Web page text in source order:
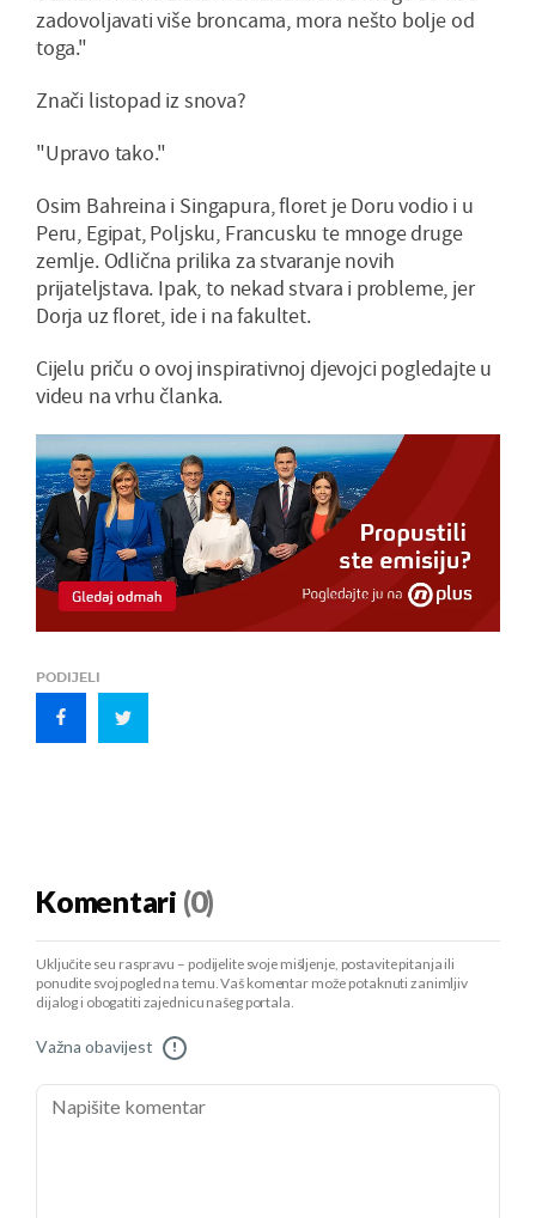
zadovoljavati više broncama, mora nešto bolje od
toga."
Znači listopad iz snova?
"Upravo tako."
Osim Bahreina i Singapura, floret je Doru vodio i u
Peru, Egipat, Poljsku, Francusku te mnoge druge
zemlje. Odlična prilika za stvaranje novih
prijateljstava. Ipak, to nekad stvara i probleme, jer
Dorja uz floret, ide i na fakultet.
Cijelu priču o ovoj inspirativnoj djevojci pogledajte u
videu na vrhu članka.
PODIJELI
Komentari (0)
Uključite se u raspravu – podijelite svoje mišljenje, postavite pitanja ili
ponudite svoj pogled na temu. Vaš komentar može potaknuti zanimljiv
dijalog i obogatiti zajednicu našeg portala.
Važna obavijest !